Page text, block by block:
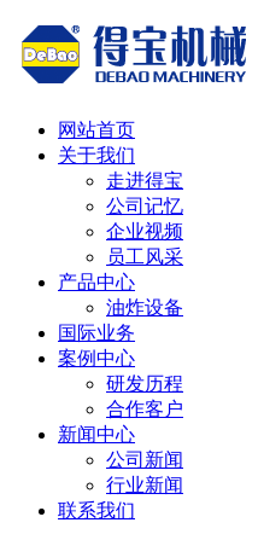
网站首页
关于我们
走进得宝
公司记忆
企业视频
员工风采
产品中心
油炸设备
国际业务
案例中心
研发历程
合作客户
新闻中心
公司新闻
行业新闻
联系我们